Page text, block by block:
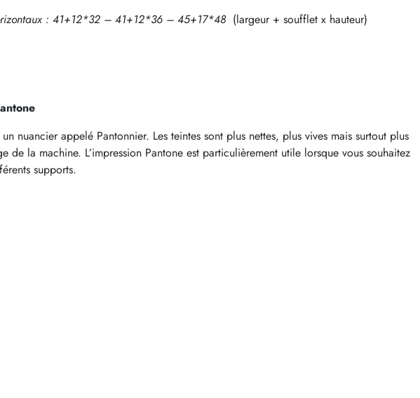
: 41+12*32 – 41+12*36 – 45+17*48 (largeur + soufflet x hauteur)
nuancier appelé Pantonnier. Les teintes sont plus nettes, plus vives mais surtout plus
la machine. L’impression Pantone est particulièrement utile lorsque vous souhaitez
supports.